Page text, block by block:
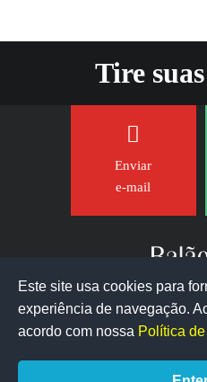
Tire
Enviar
e-mail
Este site usa cookies para
experiência de navegação.
acordo com nossa Política